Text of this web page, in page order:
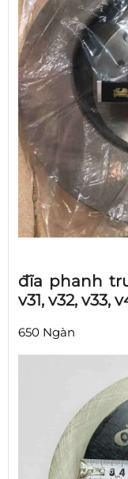
đĩa phanh
v31, v32, v33,
650 Ngàn